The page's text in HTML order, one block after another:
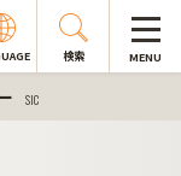
検索 MENU
SIC